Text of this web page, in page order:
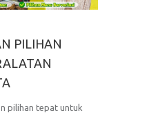
PILIHAN
pilihan tepat untuk